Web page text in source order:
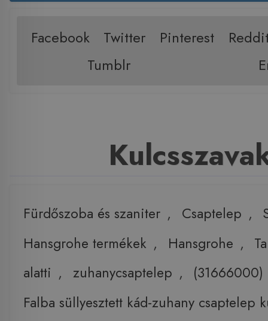
Facebook Twitter Pinterest
Tumblr
Fürdőszoba és szaniter , Csaptelep ,
Hansgrohe termékek , Hansgrohe ,
alatti , zuhanycsaptelep ,
(31666000)
Falba süllyesztett kád-zuhany csaptelep